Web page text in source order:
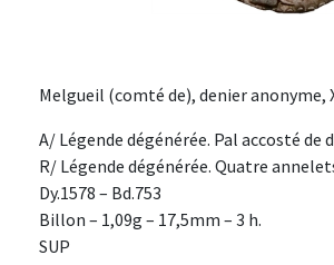
Melgueil (comté de), denier anonyme,
A/ Légende dégénérée. Pal accosté
R/ Légende dégénérée. Quatre
Dy.1578 – Bd.753
Billon – 1,09g – 17,5mm – 3 h.
SUP